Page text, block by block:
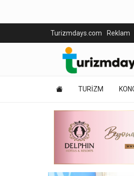
Turizmdays.com Reklam
TURİZM